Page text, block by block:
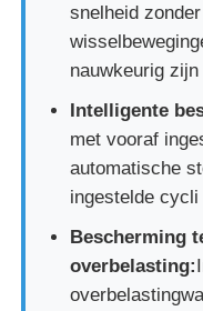
Testapparatuur
Temperatuur en
snelheid
nauwkeurig zijn
Intelligente
met vooraf
automatische
ingestelde cycli
Bescherming
overbelasting: